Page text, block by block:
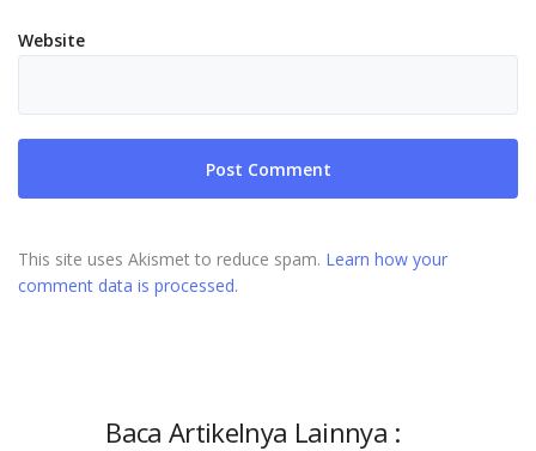
Website
This site uses Akismet to reduce spam. Learn how your
comment data is processed.
Baca Artikelnya Lainnya :